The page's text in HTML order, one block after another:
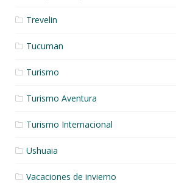
Trevelin
Tucuman
Turismo
Turismo Aventura
Turismo Internacional
Ushuaia
Vacaciones de invierno